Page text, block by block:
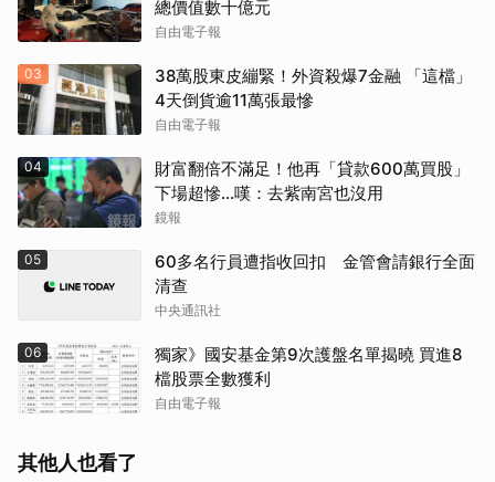
總價值數十億元
自由電子報
03
38萬股東皮繃緊！外資殺爆7金融 「這檔」
4天倒貨逾11萬張最慘
自由電子報
04
財富翻倍不滿足！他再「貸款600萬買股」
下場超慘...嘆：去紫南宮也沒用
鏡報
05
60多名行員遭指收回扣 金管會請銀行全面
清查
中央通訊社
06
獨家》國安基金第9次護盤名單揭曉 買進8
檔股票全數獲利
自由電子報
其他人也看了